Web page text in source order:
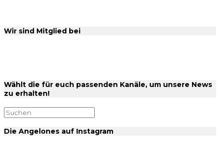
Wir sind Mitglied bei
Wählt die für euch passenden Kanäle, um unsere News
zu erhalten!
Die Angelones auf Instagram